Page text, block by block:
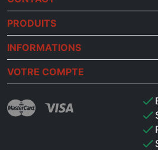
PRODUITS
INFORMATIONS
VOTRE COMPTE
check
check
check
check